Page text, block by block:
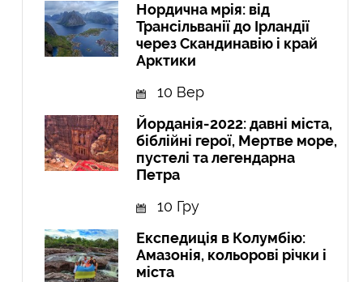
Нордична мрія: від
Трансільванії до Ірландії
через Скандинавію і край
Арктики
10 Вер
Йорданія-2022: давні міста,
біблійні герої, Мертве море,
пустелі та легендарна
Петра
10 Гру
Експедиція в Колумбію:
Амазонія, кольорові річки і
міста